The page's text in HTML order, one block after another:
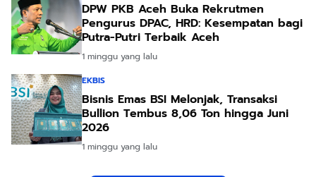
DPW PKB Aceh Buka Rekrutmen
Pengurus DPAC, HRD: Kesempatan bagi
Putra-Putri Terbaik Aceh
1 minggu yang lalu
EKBIS
Bisnis Emas BSI Melonjak, Transaksi
Bullion Tembus 8,06 Ton hingga Juni
2026
1 minggu yang lalu